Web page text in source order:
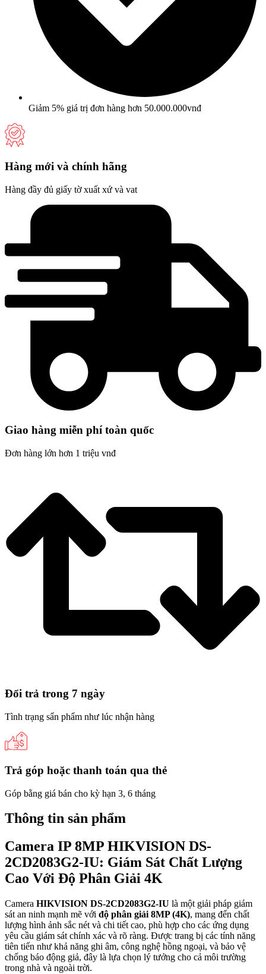
Giảm 5% giá trị đơn hàng hơn 50.000.000vnđ
Hàng mới và chính hãng
Hàng đầy đủ giấy tờ xuất xứ và vat
Giao hàng miễn phí toàn quốc
Đơn hàng lớn hơn 1 triệu vnđ
Đổi trả trong 7 ngày
Tình trạng sẩn phẩm như lúc nhận hàng
Trả góp hoặc thanh toán qua thẻ
Góp bằng giá bán cho kỳ hạn 3, 6 tháng
Thông tin sản phẩm
Camera IP 8MP HIKVISION DS-
2CD2083G2-IU: Giám Sát Chất Lượng
Cao Với Độ Phân Giải 4K
Camera HIKVISION DS-2CD2083G2-IU là một giải pháp giám
sát an ninh mạnh mẽ với độ phân giải 8MP (4K), mang đến chất
lượng hình ảnh sắc nét và chi tiết cao, phù hợp cho các ứng dụng
yêu cầu giám sát chính xác và rõ ràng. Được trang bị các tính năng
tiên tiến như khả năng ghi âm, công nghệ hồng ngoại, và bảo vệ
chống báo động giả, đây là lựa chọn lý tưởng cho cả môi trường
trong nhà và ngoài trời.